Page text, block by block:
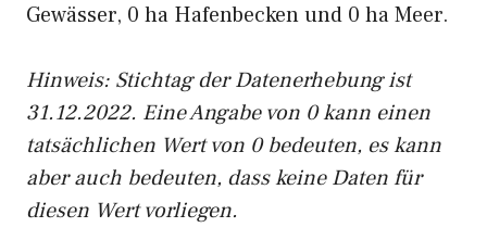
Gewässer, 0 ha Hafenbecken und 0 ha Meer.
Hinweis: Stichtag der Datenerhebung ist
31.12.2022. Eine Angabe von 0 kann einen
tatsächlichen Wert von 0 bedeuten, es kann
aber auch bedeuten, dass keine Daten für
diesen Wert vorliegen.